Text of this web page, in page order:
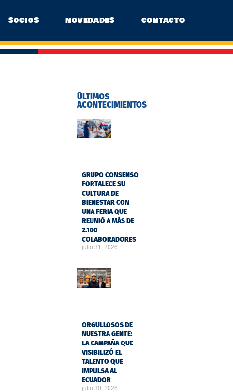
SOCIOS NOVEDADES CONTACTO
ÚLTIMOS
ACONTECIMIENTOS
GRUPO CONSENSO
FORTALECE SU
CULTURA DE
BIENESTAR CON
UNA FERIA QUE
REUNIÓ A MÁS DE
2.100
COLABORADORES
julio 31, 2026
ORGULLOSOS DE
NUESTRA GENTE:
LA CAMPAÑA QUE
VISIBILIZÓ EL
TALENTO QUE
IMPULSA AL
ECUADOR
julio 30, 2026